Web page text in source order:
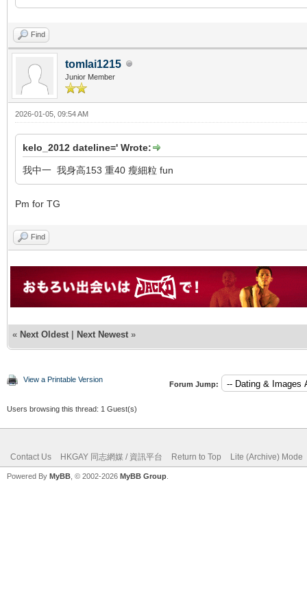
Find
tomlai1215
Junior Member
2026-01-05, 09:54 AM
kelo_2012 dateline=' Wrote:
我中一 我身高153 重40 瘦細粒 fun
Pm for TG
Find
« Next Oldest | Next Newest »
View a Printable Version
Forum Jump:
Users browsing this thread: 1 Guest(s)
Contact Us HKGAY 同志網媒 / 資訊平台 Return to Top Lite (Archive) Mode
Powered By MyBB , © 2002-2026 MyBB Group